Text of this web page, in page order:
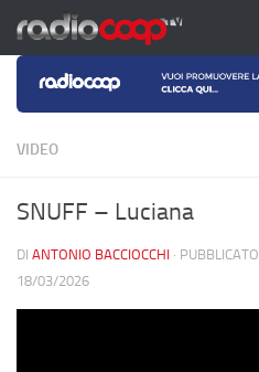
Salta al contenuto
VIDEO
SNUFF – Luciana
DI ANTONIO BACCIOCCHI · PUBBLICATO
18/03/2026